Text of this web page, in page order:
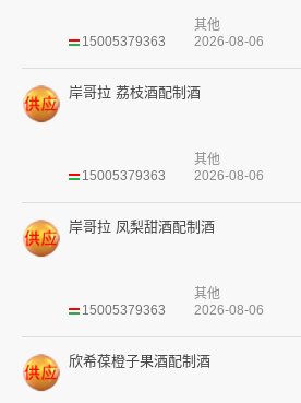
15005379363
其他
2026-08-06
岸哥拉 荔枝酒配制酒
15005379363
其他
2026-08-06
岸哥拉 凤梨甜酒配制酒
15005379363
其他
2026-08-06
欣希葆橙子果酒配制酒